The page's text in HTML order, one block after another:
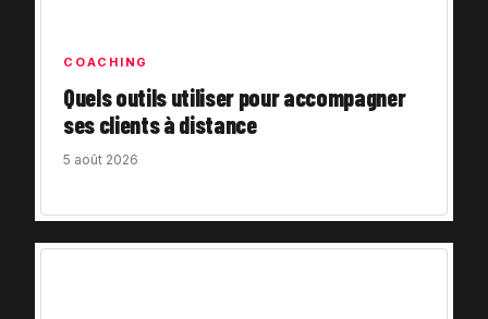
COACHING
Quels outils utiliser pour accompagner
ses clients à distance
5 août 2026